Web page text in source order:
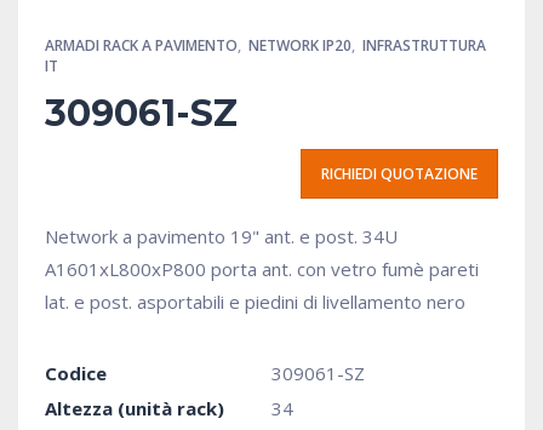
ARMADI RACK A PAVIMENTO, NETWORK IP20, INFRASTRUTTURA
IT
309061-SZ
RICHIEDI QUOTAZIONE
Network a pavimento 19" ant. e post. 34U
A1601xL800xP800 porta ant. con vetro fumè pareti
lat. e post. asportabili e piedini di livellamento nero
Codice
309061-SZ
Altezza (unità rack)
34